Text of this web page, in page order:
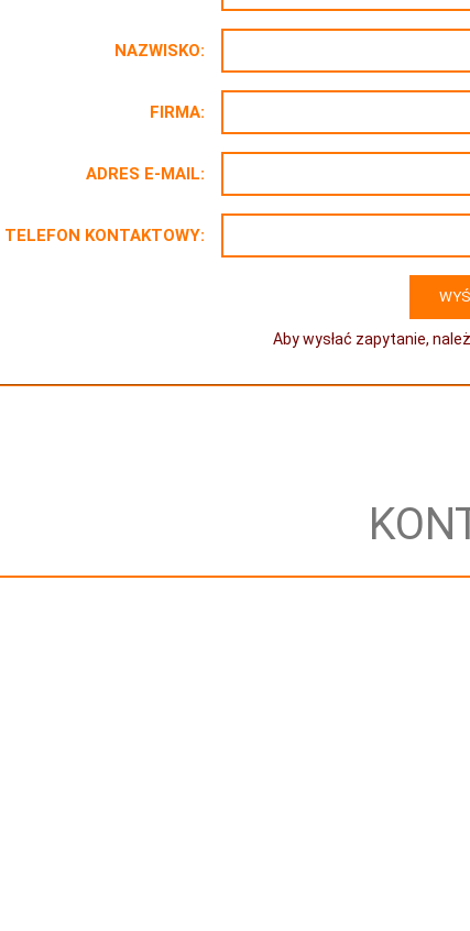
NAZWISKO:
FIRMA:
ADRES E-MAIL:
TELEFON KONTAKTOWY:
Aby wysłać zapytanie,